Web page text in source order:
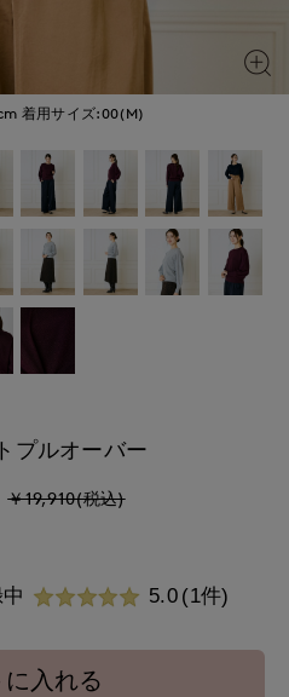
着用サイズ:00(M)
プルオーバー
￥19,910(税込)
5.0 (1件)
に入れる